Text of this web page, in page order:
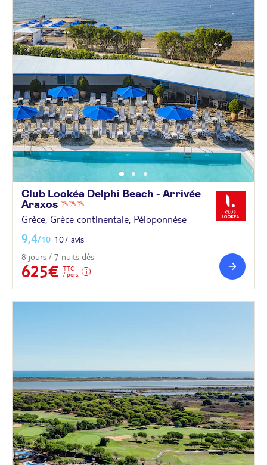
Club Lookéa Delphi Beach - Arrivée
Araxos
Grèce, Grèce continentale, Péloponnèse
9,4/10 107 avis
8 jours / 7 nuits dès
625€
TTC
/ pers.